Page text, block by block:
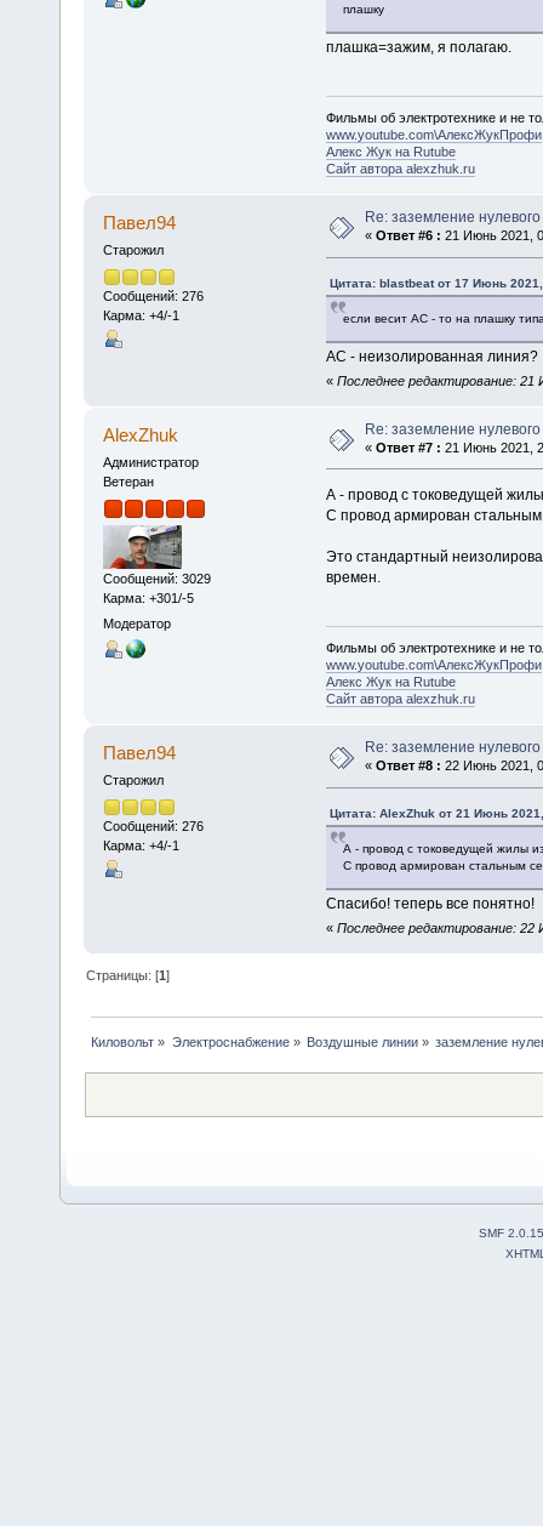
плашку
плашка=зажим, я полагаю.
Фильмы об электротехнике и не
www.youtube.com\АлексЖукПрофи
Алекс Жук на Rutube
Сайт автора alexzhuk.ru
Павел94
Старожил
Сообщений: 276
Карма: +4/-1
Re: заземление
« Ответ #6 : 21 Июнь 2021,
Цитата: blastbeat от 17 Июнь
если весит АС - то на плашку
АС - неизолированная линия?
« Последнее редактирование:
AlexZhuk
Администратор
Ветеран
Сообщений: 3029
Карма: +301/-5
Модератор
Re: заземление
« Ответ #7 : 21 Июнь 2021,
А - провод с токоведущей
С провод армирован
Это стандартный
времен.
Фильмы об электротехнике и не
www.youtube.com\АлексЖукПрофи
Алекс Жук на Rutube
Сайт автора alexzhuk.ru
Павел94
Старожил
Сообщений: 276
Карма: +4/-1
Re: заземление
« Ответ #8 : 22 Июнь 2021,
Цитата: AlexZhuk от 21 Июнь
А - провод с токоведущей жилы
С провод армирован стальным
Спасибо! теперь все понятно!
« Последнее редактирование:
Страницы: [1]
Киловольт » Электроснабжение» Воздушные линии» заземление
SMF 2.0.15